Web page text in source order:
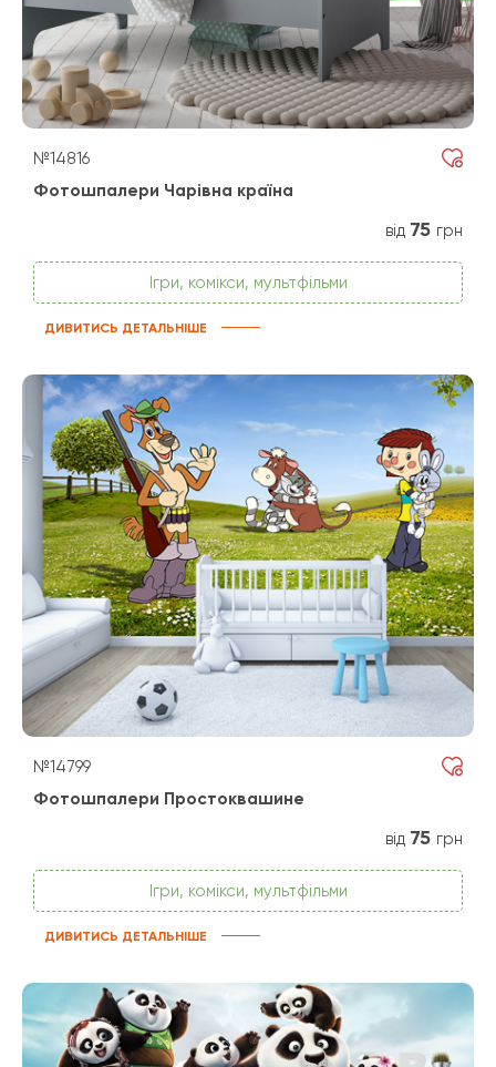
№14816
Фотошпалери Чарівна країна
від 75 грн
Ігри, комікси, мультфільми
ДИВИТИСЬ ДЕТАЛЬНІШЕ
№14799
Фотошпалери Простоквашине
від 75 грн
Ігри, комікси, мультфільми
ДИВИТИСЬ ДЕТАЛЬНІШЕ